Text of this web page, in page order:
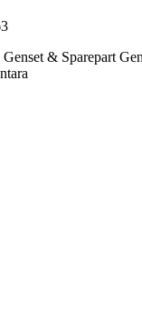
& Sparepart